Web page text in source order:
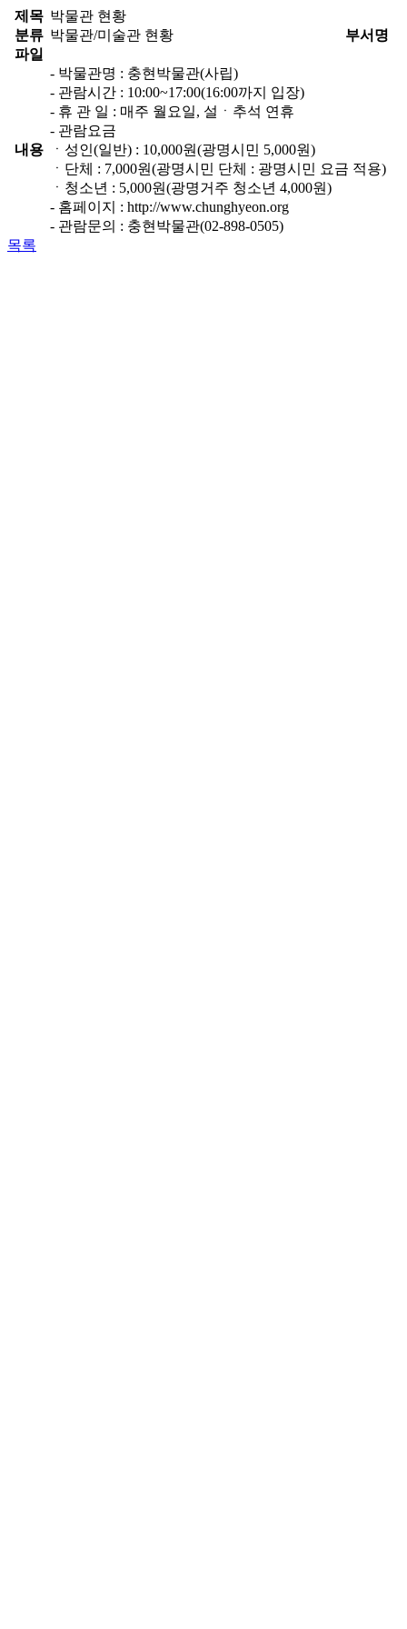
제목 박물관 현황
분류 박물관/미술관 현황
부서명
파일
내용
- 박물관명 : 충현박물관(사립)
- 관람시간 : 10:00~17:00(16:00까지 입장)
- 휴 관 일 : 매주 월요일, 설ㆍ추석 연휴
- 관람요금
ㆍ성인(일반) : 10,000원(광명시민 5,000원)
ㆍ단체 : 7,000원(광명시민 단체 : 광명시민 요금 적용)
ㆍ청소년 : 5,000원(광명거주 청소년 4,000원)
- 홈페이지 : http://www.chunghyeon.org
- 관람문의 : 충현박물관(02-898-0505)
목록